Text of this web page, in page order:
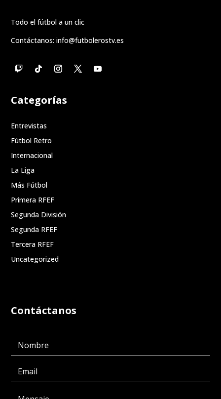
Todo el fútbol a un clic
Contáctanos:info@futbolerostv.es
Categorías
Entrevistas
Fútbol Retro
Internacional
La Liga
Más Fútbol
Primera RFEF
Segunda División
Segunda RFEF
Tercera RFEF
Uncategorized
Contáctanos